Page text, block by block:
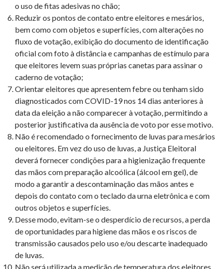
o uso de fitas adesivas no chão;
Reduzir os pontos de contato entre eleitores e mesários,
bem como com objetos e superfícies, com alterações no
fluxo de votação, exibição do documento de identificação
oficial com foto à distância e campanhas de estímulo para
que eleitores levem suas próprias canetas para assinar o
caderno de votação;
Orientar eleitores que apresentem febre ou tenham sido
diagnosticados com COVID-19 nos 14 dias anteriores à
data da eleição a não comparecer à votação, permitindo a
posterior justificativa da ausência de voto por esse motivo.
Não é recomendado o fornecimento de luvas para mesários
ou eleitores. Em vez do uso de luvas, a Justiça Eleitoral
deverá fornecer condições para a higienização frequente
das mãos com preparação alcoólica (álcool em gel), de
modo a garantir a descontaminação das mãos antes e
depois do contato com o teclado da urna eletrônica e com
outros objetos e superfícies.
Desse modo, evitam-se o desperdício de recursos, a perda
de oportunidades para higiene das mãos e os riscos de
transmissão causados pelo uso e/ou descarte inadequado
de luvas.
Não será utilizada a medição de temperatura dos eleitores,